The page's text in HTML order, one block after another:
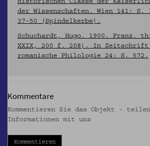
historischen Classe der
der Wissenschaften. Wien 141:
37-50 (Spindelkerbe).
Schuchardt, Hugo. 1900. Franz.
XXIX, 200 f. 208). In
romanische Philologie 24: S. 572.
Kommentare
Kommentieren Sie das Objekt -
Informationen mit uns
Kommentieren